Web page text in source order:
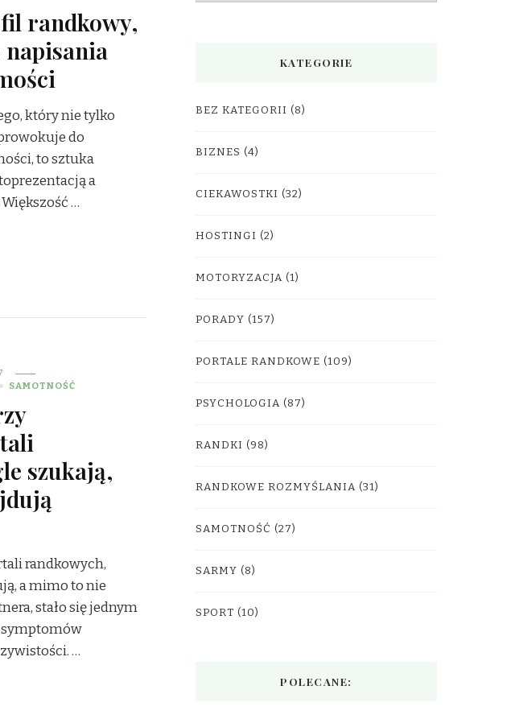
randkowy,
napisania
który nie tylko
do
to sztuka
a
…
SAMOTNOŚĆ
szukają,
randkowych,
a mimo to nie
stało się jednym
…
KATEGORIE
BEZ KATEGORII (8)
BIZNES (4)
CIEKAWOSTKI (32)
HOSTINGI (2)
MOTORYZACJA (1)
PORADY (157)
PORTALE RANDKOWE (109)
PSYCHOLOGIA (87)
RANDKI (98)
RANDKOWE ROZMYŚLANIA (31)
SAMOTNOŚĆ (27)
SARMY (8)
SPORT (10)
POLECANE: